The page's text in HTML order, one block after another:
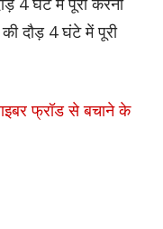
दौड़ 4 घंटे में पूरी
फ्रॉड से बचाने के